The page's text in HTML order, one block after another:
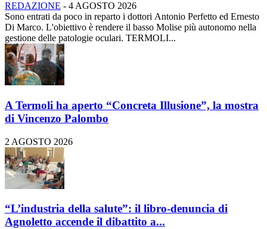
REDAZIONE - 4 AGOSTO 2026
Sono entrati da poco in reparto i dottori Antonio Perfetto ed Ernesto
Di Marco. L'obiettivo è rendere il basso Molise più autonomo nella
gestione delle patologie oculari. TERMOLI...
A Termoli ha aperto “Concreta Illusione”, la mostra
di Vincenzo Palombo
2 AGOSTO 2026
“L’industria della salute”: il libro-denuncia di
Agnoletto accende il dibattito a...